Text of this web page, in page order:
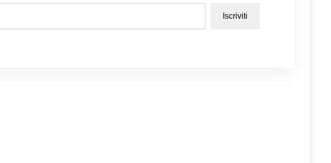
Iscriviti